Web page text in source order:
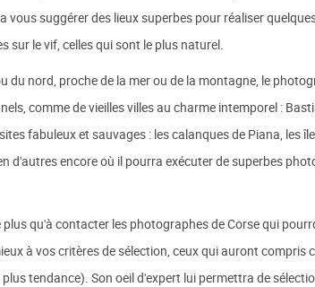
vous suggérer des lieux superbes pour réaliser
sur le vif, celles qui sont le plus naturel.
du nord, proche de la mer ou de la montagne, le
comme de vieilles villes au charme intemporel :
fabuleux et sauvages : les calanques de Piana, les
d'autres encore où il pourra exécuter de superbes
plus qu'à contacter les photographes de Corse qui
à vos critères de sélection, ceux qui auront compris
tendance). Son oeil d'expert lui permettra de